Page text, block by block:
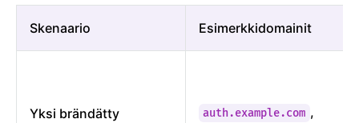
Skenaario Esimerkkidomainit
Yksi brändätty
auth.example.com ,